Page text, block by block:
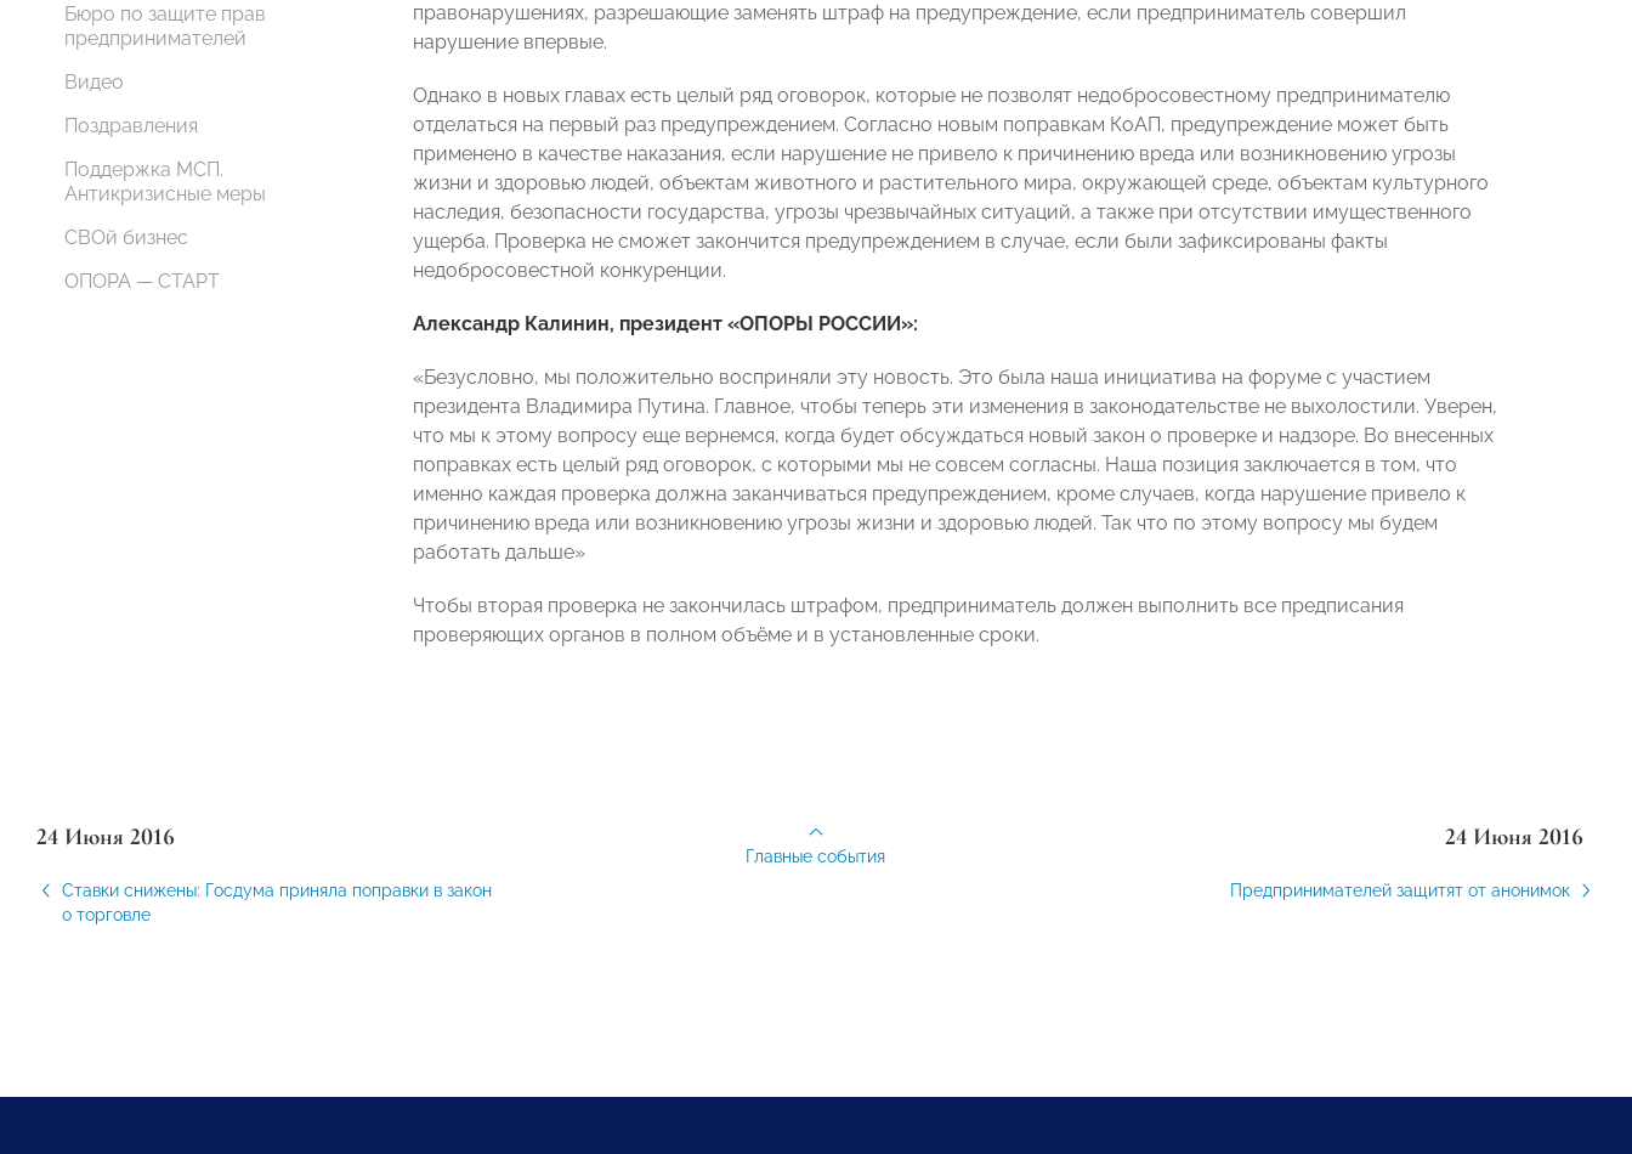
Бюро по защите прав
предпринимателей
Видео
Поздравления
Поддержка МСП.
Антикризисные меры
СВОй бизнес
ОПОРА — СТАРТ
правонарушениях, разрешающие заменять штраф на предупреждение, если предприниматель совершил
нарушение впервые.
Однако в новых главах есть целый ряд оговорок, которые не позволят недобросовестному предпринимателю
отделаться на первый раз предупреждением. Согласно новым поправкам КоАП, предупреждение может быть
применено в качестве наказания, если нарушение не привело к причинению вреда или возникновению угрозы
жизни и здоровью людей, объектам животного и растительного мира, окружающей среде, объектам культурного
наследия, безопасности государства, угрозы чрезвычайных ситуаций, а также при отсутствии имущественного
ущерба. Проверка не сможет закончится предупреждением в случае, если были зафиксированы факты
недобросовестной конкуренции.
Александр Калинин, президент «ОПОРЫ РОССИИ»:
«Безусловно, мы положительно восприняли эту новость. Это была наша инициатива на форуме с участием
президента Владимира Путина. Главное, чтобы теперь эти изменения в законодательстве не выхолостили. Уверен,
что мы к этому вопросу еще вернемся, когда будет обсуждаться новый закон о проверке и надзоре. Во внесенных
поправках есть целый ряд оговорок, с которыми мы не совсем согласны. Наша позиция заключается в том, что
именно каждая проверка должна заканчиваться предупреждением, кроме случаев, когда нарушение привело к
причинению вреда или возникновению угрозы жизни и здоровью людей. Так что по этому вопросу мы будем
работать дальше»
Чтобы вторая проверка не закончилась штрафом, предприниматель должен выполнить все предписания
проверяющих органов в полном объёме и в установленные сроки.
24 Июня 2016
Ставки снижены: Госдума приняла поправки в закон
о торговле
24 Июня 2016
Предпринимателей защитят от анонимок
Главные события